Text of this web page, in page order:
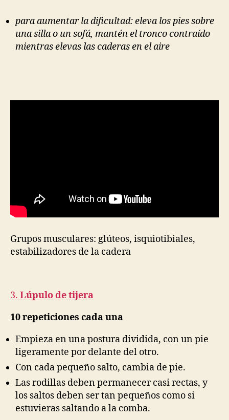
para aumentar la dificultad: eleva los pies sobre
una silla o un sofá, mantén el tronco contraído
mientras elevas las caderas en el aire
Grupos musculares: glúteos, isquiotibiales,
estabilizadores de la cadera
3. Lúpulo de tijera
10 repeticiones cada una
Empieza en una postura dividida, con un pie
ligeramente por delante del otro.
Con cada pequeño salto, cambia de pie.
Las rodillas deben permanecer casi rectas, y
los saltos deben ser tan pequeños como si
estuvieras saltando a la comba.